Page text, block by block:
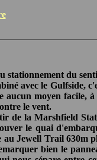
stationnement du
avec le Gulfside,
moyen facile,
le vent.
de la Marshfield
le quai
Jewell Trail 630m
bien le